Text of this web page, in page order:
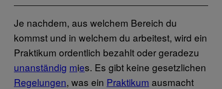
Je nachdem, aus welchem Bereich du
kommst und in welchem du arbeitest, wird ein
Praktikum ordentlich bezahlt oder geradezu
unanständig mies. Es gibt keine gesetzlichen
Regelungen, was ein Praktikum ausmacht